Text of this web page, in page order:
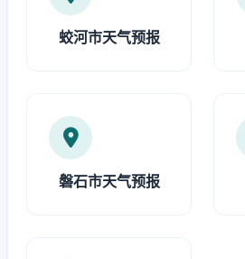
蛟河市天气预报
磐石市天气预报